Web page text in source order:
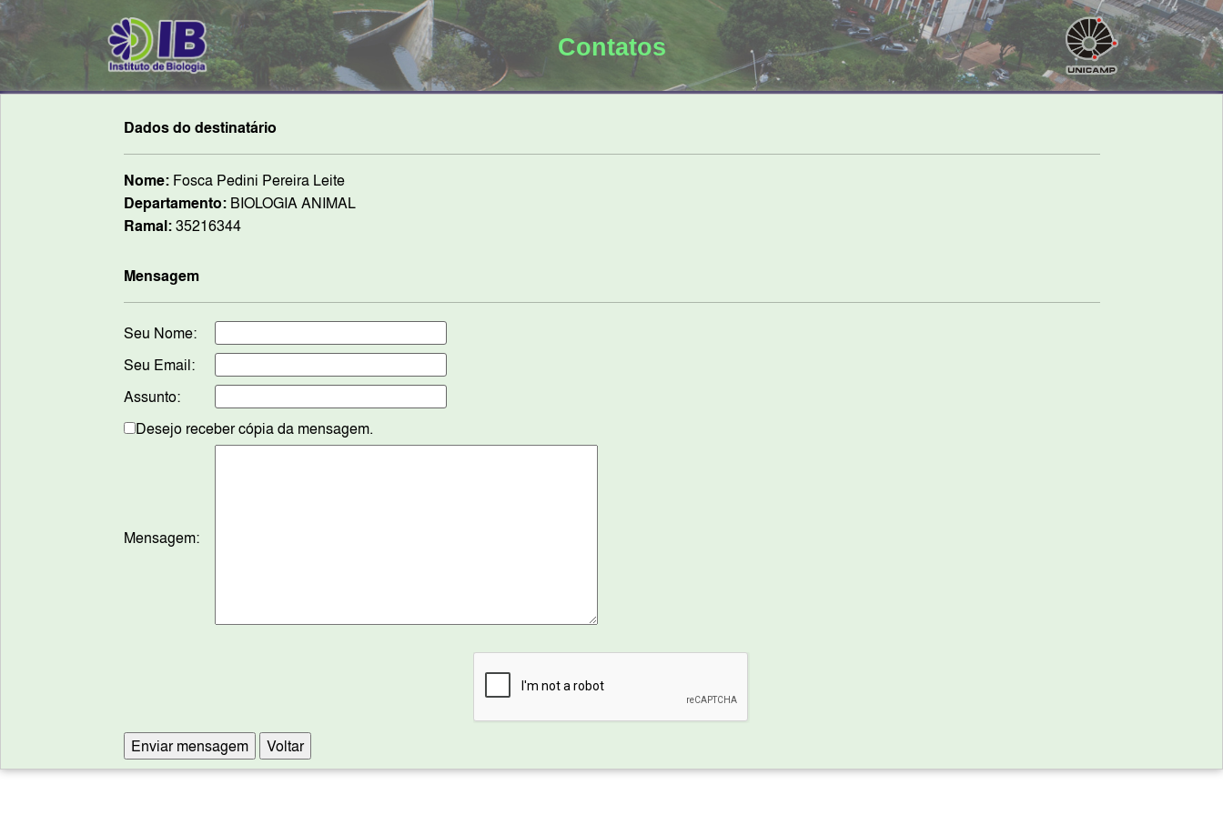
Contatos
Dados do destinatário
Nome:Fosca Pedini Pereira Leite
Departamento:BIOLOGIA ANIMAL
Ramal:35216344
Mensagem
Seu Nome:
Seu Email:
Assunto:
Desejo receber cópia da mensagem.
Mensagem: